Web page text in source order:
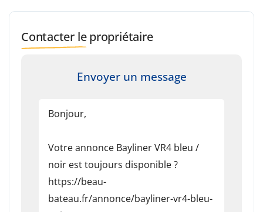
Contacter le propriétaire
Envoyer un message